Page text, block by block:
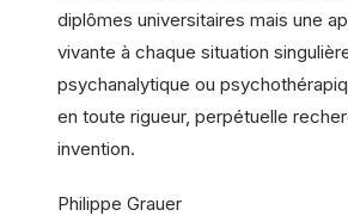
diplômes universitaires mais une
vivante à chaque situation
psychanalytique ou
en toute rigueur, perpétuelle
invention.
Philippe Grauer